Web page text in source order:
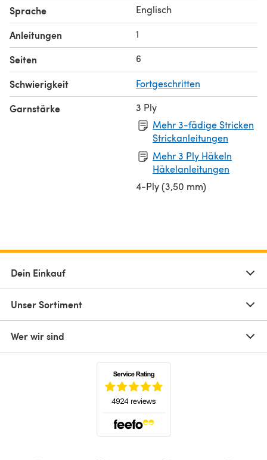
Sprache Englisch
Anleitungen 1
Seiten 6
Schwierigkeit Fortgeschritten
Garnstärke
3 Ply
Mehr 3-fädige Stricken
Strickanleitungen
Mehr 3 Ply Häkeln
Häkelanleitungen
4-Ply (3,50 mm)
Dein Einkauf
Unser Sortiment
Wer wir sind